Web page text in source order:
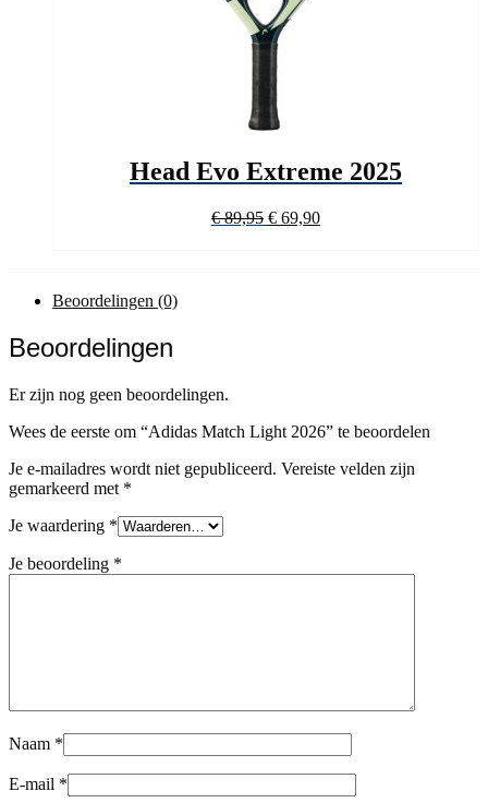
Head Evo Extreme 2025
€89,95 Oorspronkelijke
€ 69,90Huidige
Beoordelingen (0)
Beoordelingen
Er zijn nog geen beoordelingen.
Wees de eerste om “Adidas Match Light 2026” te beoordelen
Je e-mailadres wordt niet gepubliceerd. Vereiste velden zijn
gemarkeerd met *
Je waardering *
Je beoordeling *
Naam *
E-mail *